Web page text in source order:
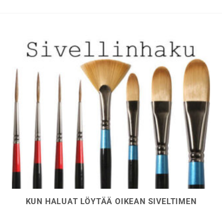
KUN HALUAT LÖYTÄÄ OIKEAN SIVELTIMEN